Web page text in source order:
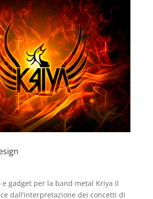
e gadget per la band metal Kriya Il
dall’interpretazione dei concetti di